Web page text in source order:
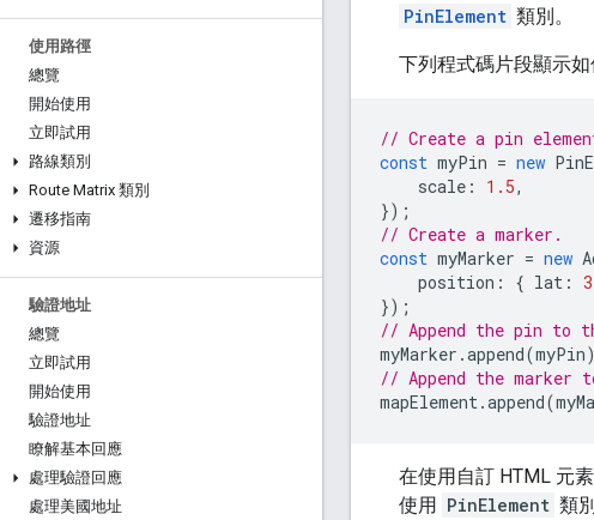
使用路徑
總覽
開始使用
立即試用
路線類別
Route Matrix 類別
遷移指南
資源
驗證地址
總覽
立即試用
開始使用
驗證地址
瞭解基本回應
處理驗證回應
處理美國地址
PinElement 類別。
下列程式碼片段顯示
// Create a pin
const myPin = new
scale : 1.5,
});
// Create a marker.
const myMarker = new
position : { lat :
});
// Append the pin to
myMarker .append(myPin
// Append the marker
mapElement.append(
在使用自訂 HTML 元
使用 PinElement 類